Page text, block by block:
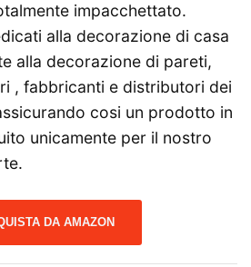
impacchettato.
alla decorazione di casa
alla decorazione di pareti,
, fabbricanti e distributori dei
cosi un prodotto in
unicamente per il nostro
DA AMAZON